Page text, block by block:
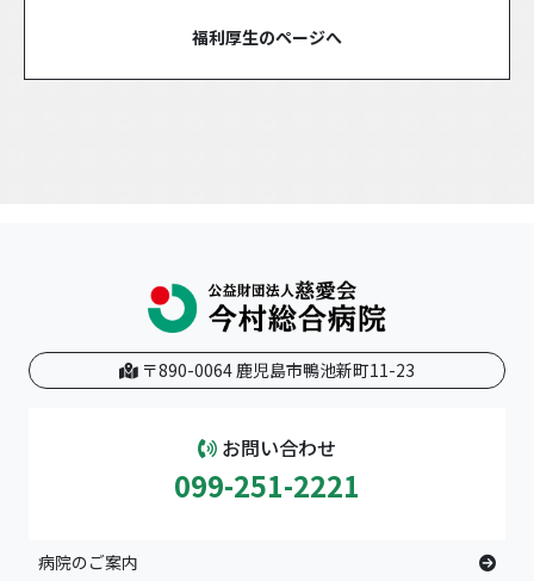
福利厚生のページへ
〒890-0064 鹿児島市鴨池新町11-23
お問い合わせ
099-251-2221
病院のご案内